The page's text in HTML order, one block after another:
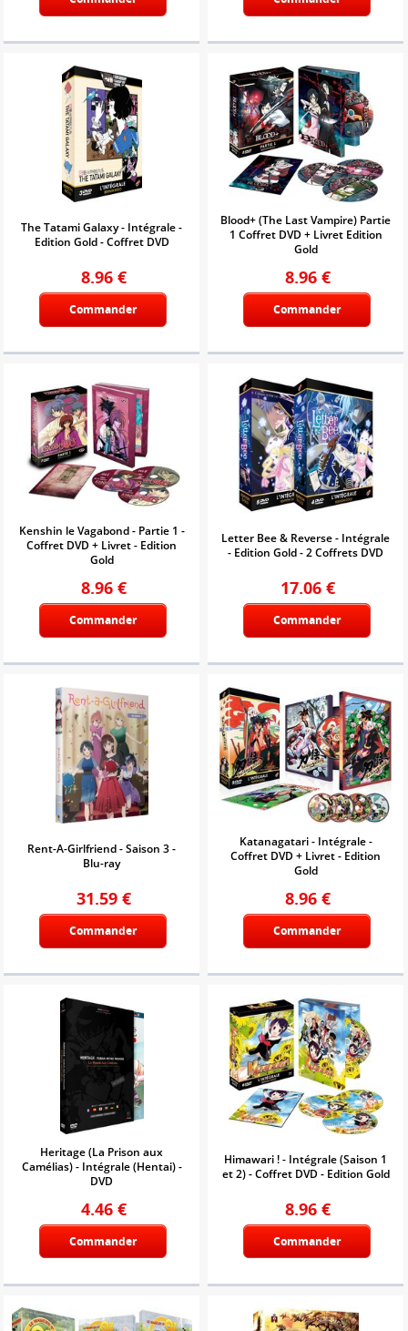
The Tatami Galaxy - Intégrale -
Edition Gold - Coffret DVD
8.96 €
Commander
Blood+ (The Last Vampire) Partie
1 Coffret DVD + Livret Edition
Gold
8.96 €
Commander
Kenshin le Vagabond - Partie 1 -
Coffret DVD + Livret - Edition
Gold
8.96 €
Commander
Letter Bee & Reverse - Intégrale
- Edition Gold - 2 Coffrets DVD
17.06 €
Commander
Rent-A-Girlfriend - Saison 3 -
Blu-ray
31.59 €
Commander
Katanagatari - Intégrale -
Coffret DVD + Livret - Edition
Gold
8.96 €
Commander
Heritage (La Prison aux
Camélias) - Intégrale (Hentai) -
DVD
4.46 €
Commander
Himawari ! - Intégrale (Saison 1
et 2) - Coffret DVD - Edition Gold
8.96 €
Commander